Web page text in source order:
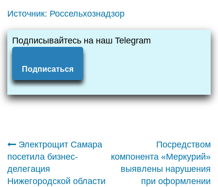
Источник: Россельхознадзор
Подписывайтесь на наш Telegram
Подписаться
Навигация
по
Электрощит Самара
посетила бизнес-
делегация
Нижегородской области
Посредством
компонента «Меркурий»
выявлены нарушения
при оформлении